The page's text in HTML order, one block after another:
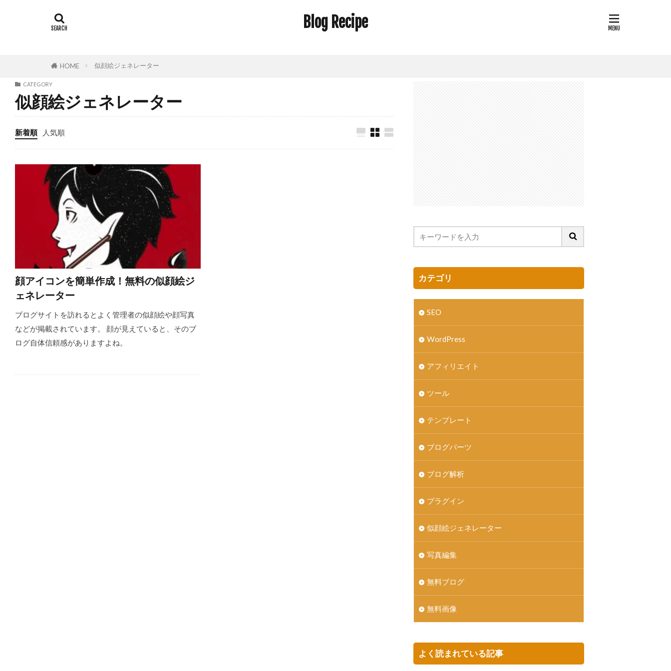
Blog Recipe
HOME 似顔絵ジェネレーター
CATEGORY
似顔絵ジェネレーター
新着順 人気順
顔アイコンを簡単作成！無料の似顔絵ジ
ェネレーター
ブログサイトを訪れるとよく管理者の似顔絵や顔写真
などが掲載されています。 顔が見えていると、そのブ
ログ自体信頼感がありますよね。
カテゴリ
SEO
WordPress
アフィリエイト
ツール
テンプレート
ブログパーツ
ブログ解析
プラグイン
似顔絵ジェネレーター
写真編集
無料ブログ
無料画像
よく読まれている記事